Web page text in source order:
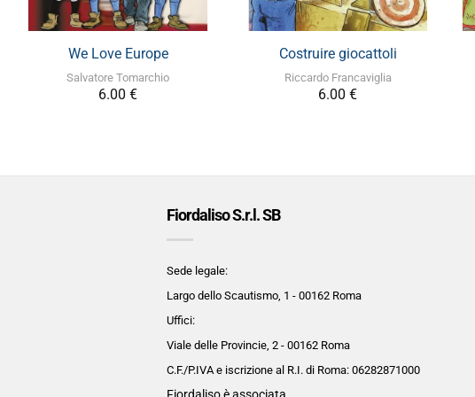
+
We Love Europe
Salvatore Tomarchio
6.00 €
Costruire giocattoli
Riccardo Francaviglia
6.00 €
Fiordaliso S.r.l. SB
Sede legale:
Largo dello Scautismo, 1 - 00162 Roma
Uffici:
Viale delle Provincie, 2 - 00162 Roma
C.F./P.IVA e iscrizione al R.I. di Roma: 06282871000
Fiordaliso è associata